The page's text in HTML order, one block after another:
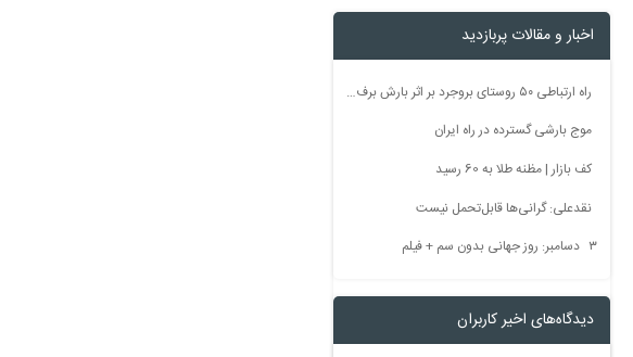
اخبار و مقالات پربازدید
راه ارتباطی ۵۰ روستای بروجرد بر اثر بارش برف مسدود شد
موج بارشی گسترده در راه ایران
کف بازار | مظنه طلا به 60 رسید
نقدعلی: گرانی‌ها قابل‌تحمل نیست
۳ دسامبر: روز جهانی بدون سم + فیلم
دیدگاه‌های اخیر کاربران